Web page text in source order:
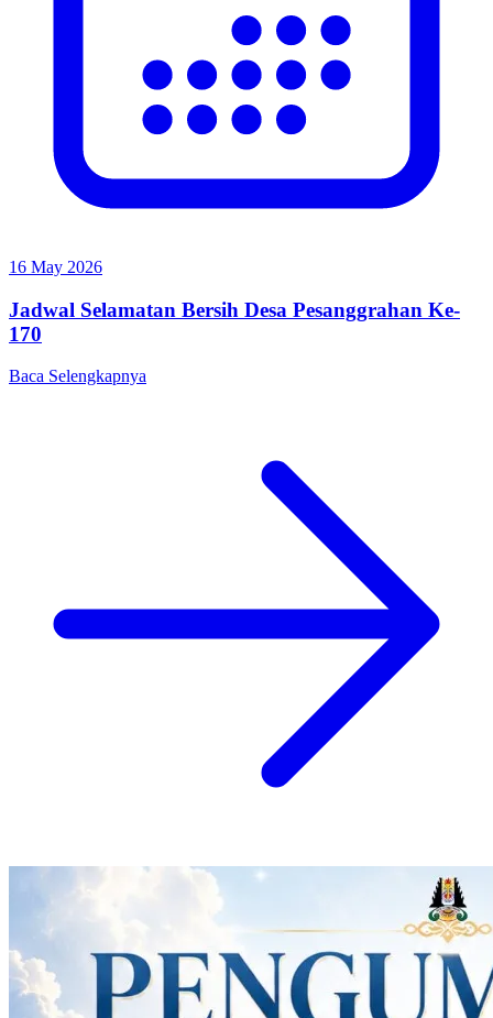
16 May 2026
Jadwal Selamatan Bersih Desa Pesanggrahan Ke-
170
Baca Selengkapnya